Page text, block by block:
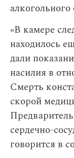
«В камере
находилось
дали
насилия в
Смерть
скорой
сердечно-
говорится в